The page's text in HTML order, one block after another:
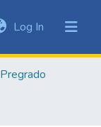
Log In (current)
Pregrado